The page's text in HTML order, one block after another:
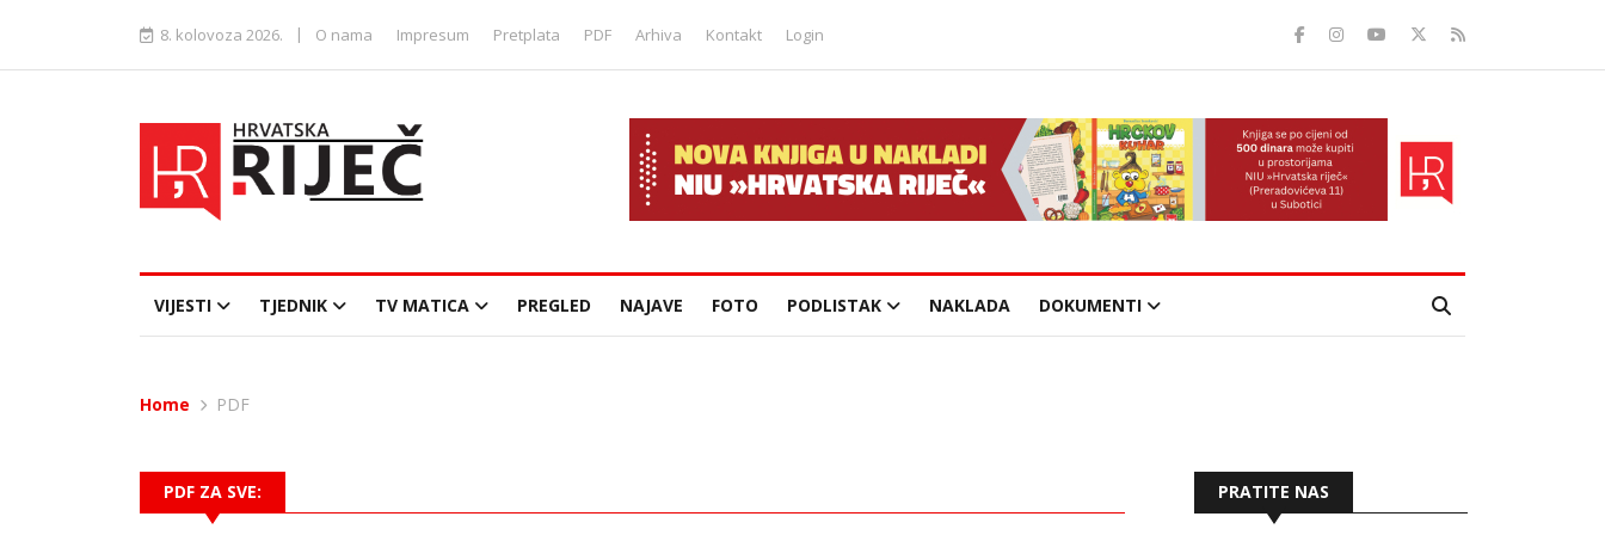
8. kolovoza 2026. | O nama Impresum Pretplata PDF Arhiva Kontakt Login
VIJESTI TJEDNIK TV MATICA PREGLED NAJAVE FOTO PODLISTAK NAKLADA DOKUMENTI
Home PDF
PDF ZA SVE: PRATITE NAS